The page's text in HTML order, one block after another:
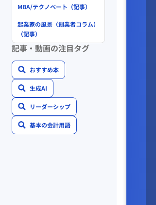
MBA/テクノベート（記事）
起業家の風景（創業者コラム）
（記事）
記事・動画の注目タグ
おすすめ本
生成AI
リーダーシップ
基本の会計用語